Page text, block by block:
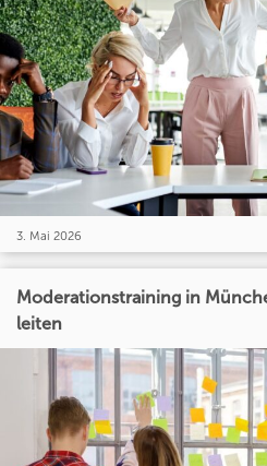
3. Mai 2026
Moderationstraining in
leiten